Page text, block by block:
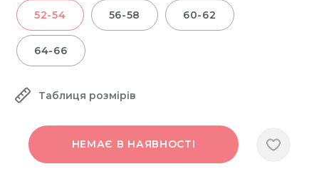
52-54 56-58 60-62
64-66
Таблиця розмірів
НЕМАЄ В НАЯВНОСТІ